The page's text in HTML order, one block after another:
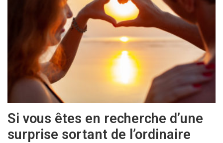
Si vous êtes en recherche d’une
surprise sortant de l’ordinaire